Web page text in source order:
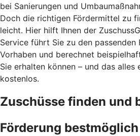
bei Sanierungen und
Doch die richtigen Fördermittel zu
leicht. Hier hilft Ihnen der
Service führt Sie zu den
Vorhaben und berechnet
Sie erhalten können – und das alles
kostenlos.
Zuschüsse finden und
Förderung